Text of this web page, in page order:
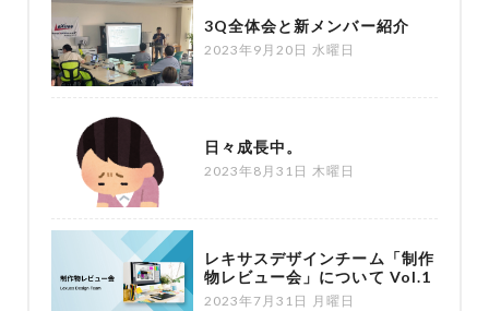
3Q全体会と新メンバー紹介
2023年9月20日 水曜日
日々成長中。
2023年8月31日 木曜日
レキサスデザインチーム「制作
物レビュー会」について Vol.1
2023年7月31日 月曜日